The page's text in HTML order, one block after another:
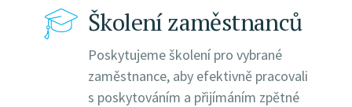
Školení zaměstnanců
Poskytujeme školení pro vybrané
zaměstnance, aby efektivně pracovali
s poskytováním a přijímáním zpětné